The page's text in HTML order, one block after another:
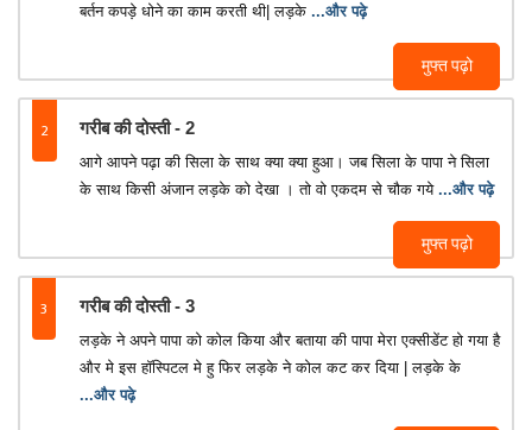
मुफ्त पढ़ो
बर्तन कपड़े धोने का काम करती थी| लड़के ...और पढ़े
2 गरीब की दोस्ती - 2
मुफ्त पढ़ो
आगे आपने पढ़ा की सिला के साथ क्या क्या हुआ। जब सिला के पापा ने सिला
के साथ किसी अंजान लड़के को देखा । तो वो एकदम से चौक गये ...और पढ़े
3 गरीब की दोस्ती - 3
लड़के ने अपने पापा को कोल किया और बताया की पापा मेरा एक्सीडेंट हो गया है
और मे इस हॉस्पिटल मे हु फिर लड़के ने कोल कट कर दिया | लड़के के
...और पढ़े